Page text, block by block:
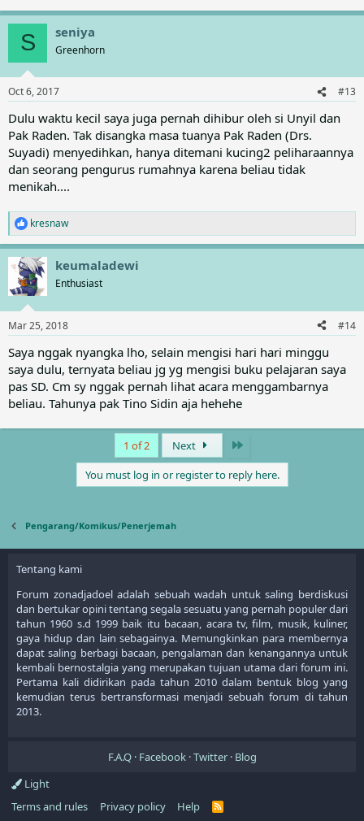
S seniya
Greenhorn
Oct 6, 2017 #13
Dulu waktu kecil saya juga pernah dihibur oleh si Unyil dan
Pak Raden. Tak disangka masa tuanya Pak Raden (Drs.
Suyadi) menyedihkan, hanya ditemani kucing2 peliharaannya
dan seorang pengurus rumahnya karena beliau tidak
menikah....
R
e
a
c
i
n
s
:
kresnaw
keumaladewi
Enthusiast
Mar 25, 2018 #14
Saya nggak nyangka lho, selain mengisi hari hari minggu
saya dulu, ternyata beliau jg yg mengisi buku pelajaran saya
pas SD. Cm sy nggak pernah lihat acara menggambarnya
beliau. Tahunya pak Tino Sidin aja hehehe
1 of 2 Next
You must log in or register to reply here.
Pengarang/Komikus/Penerjemah
Tentang kami
Forum zonadjadoel adalah sebuah wadah untuk saling berdiskusi
dan bertukar opini tentang segala sesuatu yang pernah populer dari
tahun 1960 s.d 1999 baik itu bacaan, acara tv, film, musik, kuliner,
gaya hidup dan lain sebagainya. Memungkinkan para membernya
dapat saling berbagi bacaan, pengalaman dan kenangannya untuk
kembali bernostalgia yang merupakan tujuan utama dari forum ini.
Pertama kali didirikan pada tahun 2010 dalam bentuk blog yang
kemudian terus bertransformasi menjadi sebuah forum di tahun
2013.
F.A.Q Facebook Twitter Blog
Light
Terms and rules
Privacy policy Help
R